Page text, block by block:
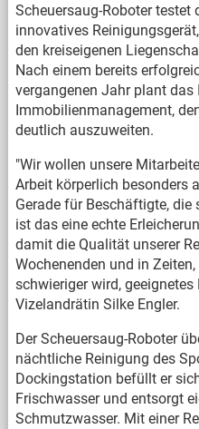
Scheuersaug-Roboter testet
innovatives
den kreiseigenen
Nach einem bereits
vergangenen Jahr plant
Immobilienmanagement,
deutlich auszuweiten.
"Wir wollen unsere
Arbeit körperlich besonders
Gerade für Beschäftigte,
ist das eine echte
damit die Qualität unserer
Wochenenden und in
schwieriger wird,
Vizelandrätin Silke Engler.
Der Scheuersaug-Roboter
nächtliche Reinigung des
Dockingstation befüllt er
Frischwasser und entsorgt
Schmutzwasser. Mit einer